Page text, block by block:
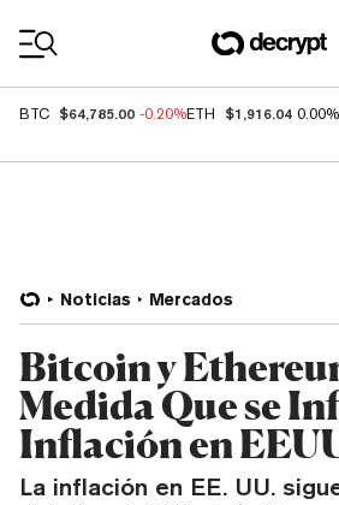
BTC $64,785.00 -0.20%ETH $1,916.04 0.00%
Noticias Mercados
Bitcoin y
Medida Que se
Inflación en
La inflación en EE. UU.